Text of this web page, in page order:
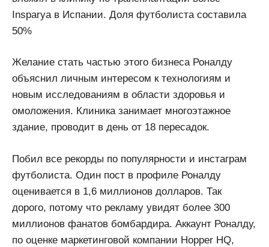
Insparya в Испании. Доля футболиста составила
50%
Желание стать частью этого бизнеса Роналду
объяснил личным интересом к технологиям и
новым исследованиям в области здоровья и
омоложения. Клиника занимает многоэтажное
здание, проводит в день от 18 пересадок.
Побил все рекорды по популярности и инстаграм
футболиста. Один пост в профиле Роналду
оценивается в 1,6 миллионов долларов. Так
дорого, потому что рекламу увидят более 300
миллионов фанатов бомбардира. Аккаунт Роналду,
по оценке маркетинговой компании Hopper HQ,